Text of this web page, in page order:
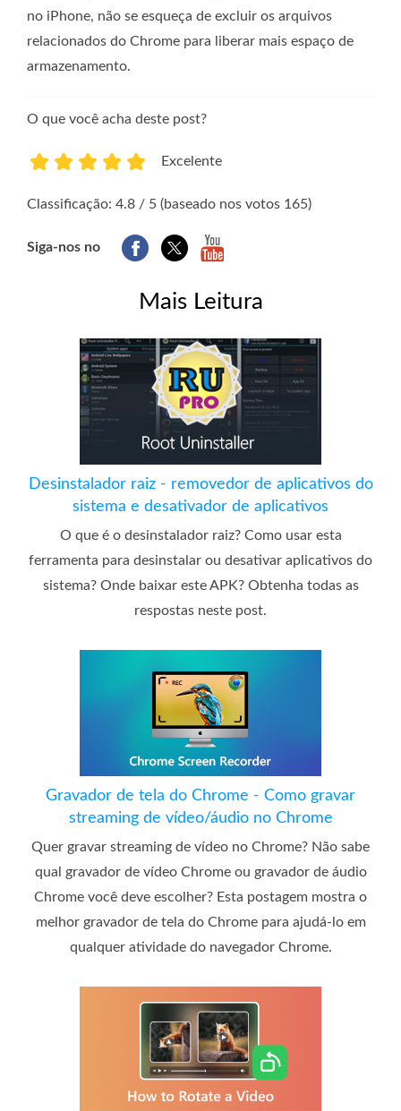
no iPhone, não se esqueça de excluir os arquivos
relacionados do Chrome para liberar mais espaço de
armazenamento.
O que você acha deste post?
Excelente
Classificação: 4.8 / 5 (baseado nos votos 165)
Siga-nos no
Mais Leitura
Desinstalador raiz - removedor de aplicativos do
sistema e desativador de aplicativos
O que é o desinstalador raiz? Como usar esta
ferramenta para desinstalar ou desativar aplicativos do
sistema? Onde baixar este APK? Obtenha todas as
respostas neste post.
Gravador de tela do Chrome - Como gravar
streaming de vídeo/áudio no Chrome
Quer gravar streaming de vídeo no Chrome? Não sabe
qual gravador de vídeo Chrome ou gravador de áudio
Chrome você deve escolher? Esta postagem mostra o
melhor gravador de tela do Chrome para ajudá-lo em
qualquer atividade do navegador Chrome.